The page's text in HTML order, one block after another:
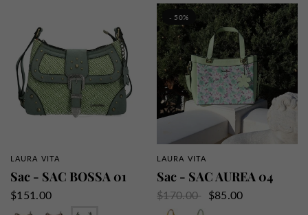
APERÇU RAPIDE
LAURA VITA
Sac - SAC BOSSA 01
$151.00
- 50%
APERÇU RAPIDE
LAURA VITA
Sac - SAC AUREA 04
$170.00
$85.00
Jaune
Vert